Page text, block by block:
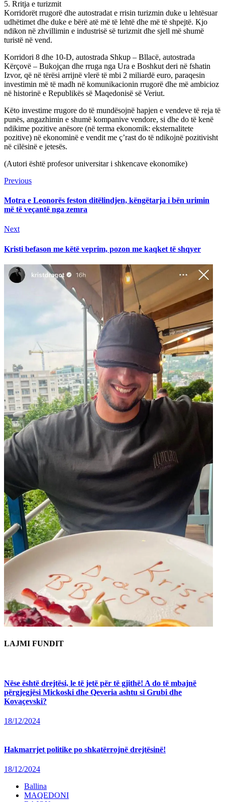
5. Rritja e turizmit
Korridorët rrugorë dhe autostradat e rrisin turizmin duke u lehtësuar
udhëtimet dhe duke e bërë atë më të lehtë dhe më të shpejtë. Kjo
ndikon në zhvillimin e industrisë së turizmit dhe sjell më shumë
turistë në vend.
Korridori 8 dhe 10-D, autostrada Shkup – Bllacë, autostrada
Kërçovë – Bukojçan dhe rruga nga Ura e Boshkut deri në fshatin
Izvor, që në tërësi arrijnë vlerë të mbi 2 miliardë euro, paraqesin
investimin më të madh në komunikacionin rrugorë dhe më ambicioz
në historinë e Republikës së Maqedonisë së Veriut.
Këto investime rrugore do të mundësojnë hapjen e vendeve të reja të
punës, angazhimin e shumë kompanive vendore, si dhe do të kenë
ndikime pozitive anësore (në terma ekonomik: eksternalitete
pozitive) në ekonominë e vendit me ç’rast do të ndikojnë pozitivisht
në cilësinë e jetesës.
(Autori është profesor universitar i shkencave ekonomike)
Continue
Reading
PreviousPrevious
Motra e Leonorës feston ditëlindjen, këngëtarja i bën urimin
më të veçantë nga zemra
NextNext
Kristi befason me këtë veprim, pozon me kaqket të shqyer
LAJMI FUNDIT
Nëse është drejtësi, le të jetë për të gjithë! A do të mbajnë
përgjegjësi Mickoski dhe Qeveria ashtu si Grubi dhe
Kovaçevski?
18/12/2024
Hakmarrjet politike po shkatërrojnë drejtësinë!
18/12/2024
Ballina
MAQEDONI